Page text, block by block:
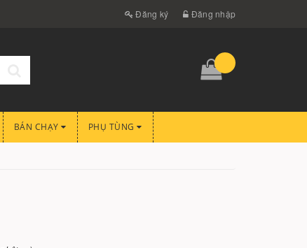
Đăng ký Đăng nhập
BÁN CHẠY PHỤ TÙNG